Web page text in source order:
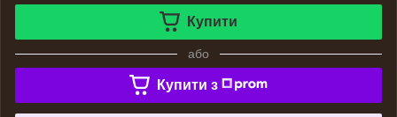
Купити
або
Купити з